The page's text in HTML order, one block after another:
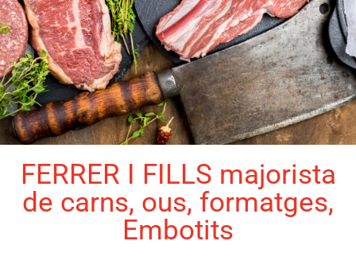
FERRER I FILLS majorista
de carns, ous, formatges,
Embotits